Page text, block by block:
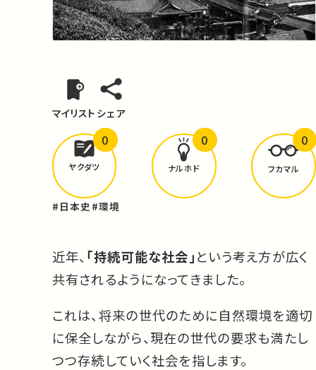
マイリスト シェア
どんな学びがありましたか？
ヤクダツ
0
ナルホド
0
フカマル
0
#日本史 #環境
近年、 「持続可能な社会」という考え方が広く
共有されるようになってきました。
これは、将来の世代のために自然環境を適切
に保全しながら、現在の世代の要求も満たし
つつ存続していく社会を指します。